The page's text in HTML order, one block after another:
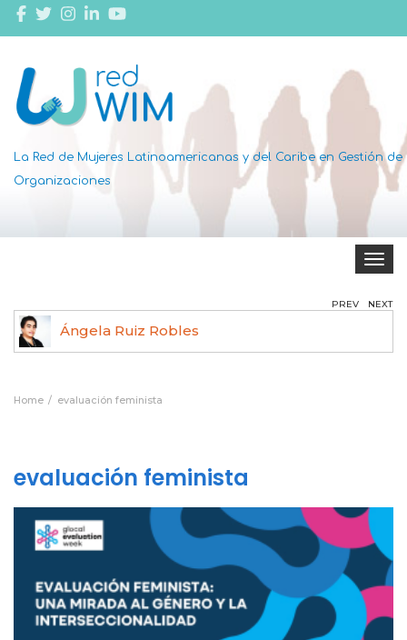
La Red de Mujeres Latinoamericanas y del Caribe en Gestión de
Organizaciones
Toggle
Ángela Ruiz Robles
PREV NEXT
Home evaluación feminista
evaluación feminista